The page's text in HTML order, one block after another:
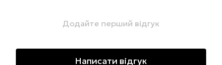
Додайте перший відгук
Написати відгук